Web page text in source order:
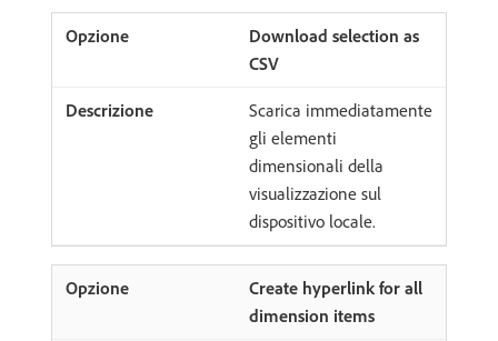
Download selection as
CSV
Scarica immediatamente
gli elementi
dimensionali della
visualizzazione sul
dispositivo locale.
Create hyperlink for all
dimension items